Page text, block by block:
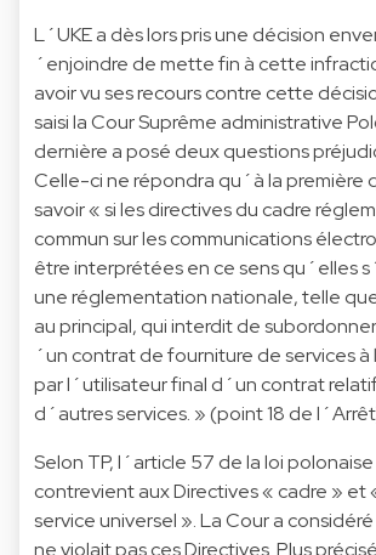
L´UKE a dès lors pris une décision
´enjoindre de mette fin à cette
avoir vu ses recours contre cette
saisi la Cour Suprême administrative
dernière a posé deux questions
Celle-ci ne répondra qu´à la première
savoir « si les directives du cadre
commun sur les communications
être interprétées en ce sens qu´elles
une réglementation nationale, telle
au principal, qui interdit de
´un contrat de fourniture de services à
par l´utilisateur final d´un contrat
d´autres services. » (point 18 de
Selon TP, l´article 57 de la loi
contrevient aux Directives « cadre » et
service universel ». La Cour a
ne violait pas ces Directives. Plus